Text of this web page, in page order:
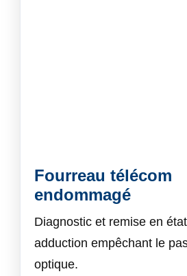
Fourreau télécom
endommagé
Diagnostic et remise en
adduction empêchant le
optique.